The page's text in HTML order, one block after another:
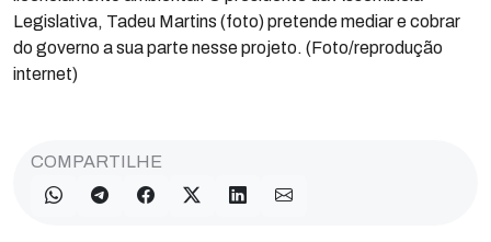
Legislativa, Tadeu Martins (foto) pretende mediar e cobrar
do governo a sua parte nesse projeto. (Foto/reprodução
internet)
COMPARTILHE